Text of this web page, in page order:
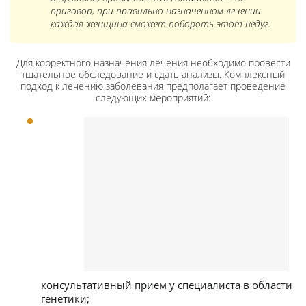
приговор, при правильно назначенном лечении
каждая женщина сможет побороть этот недуг.
Для корректного назначения лечения необходимо провести
тщательное обследование и сдать анализы. Комплексный
подход к лечению заболевания предполагает проведение
следующих мероприятий:
консультативный прием у специалиста в области
генетики;